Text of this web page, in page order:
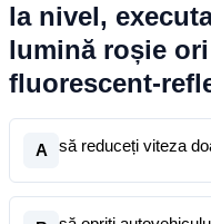
la nivel,
lumină roșie
fluorescent-
A să reduceți viteza